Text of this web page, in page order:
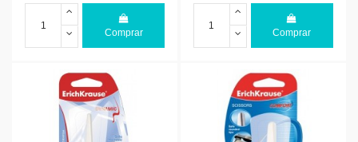
Comprar Comprar